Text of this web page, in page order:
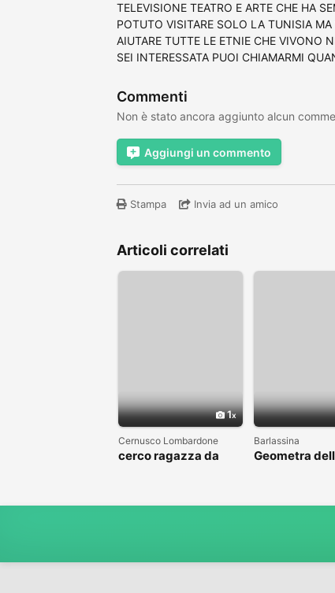
TELEVISIONE TEATRO E ARTE CHE HA
POTUTO VISITARE SOLO LA TUNISIA
AIUTARE TUTTE LE ETNIE CHE VIVONO
SEI INTERESSATA PUOI CHIAMARMI
Commenti
Non è stato ancora aggiunto alcun
Aggiungi un commento
Stampa Invia ad un amico
Articoli correlati
1
Cernusco Lombardone
cerco ragazza da
Barlassina
Geometra